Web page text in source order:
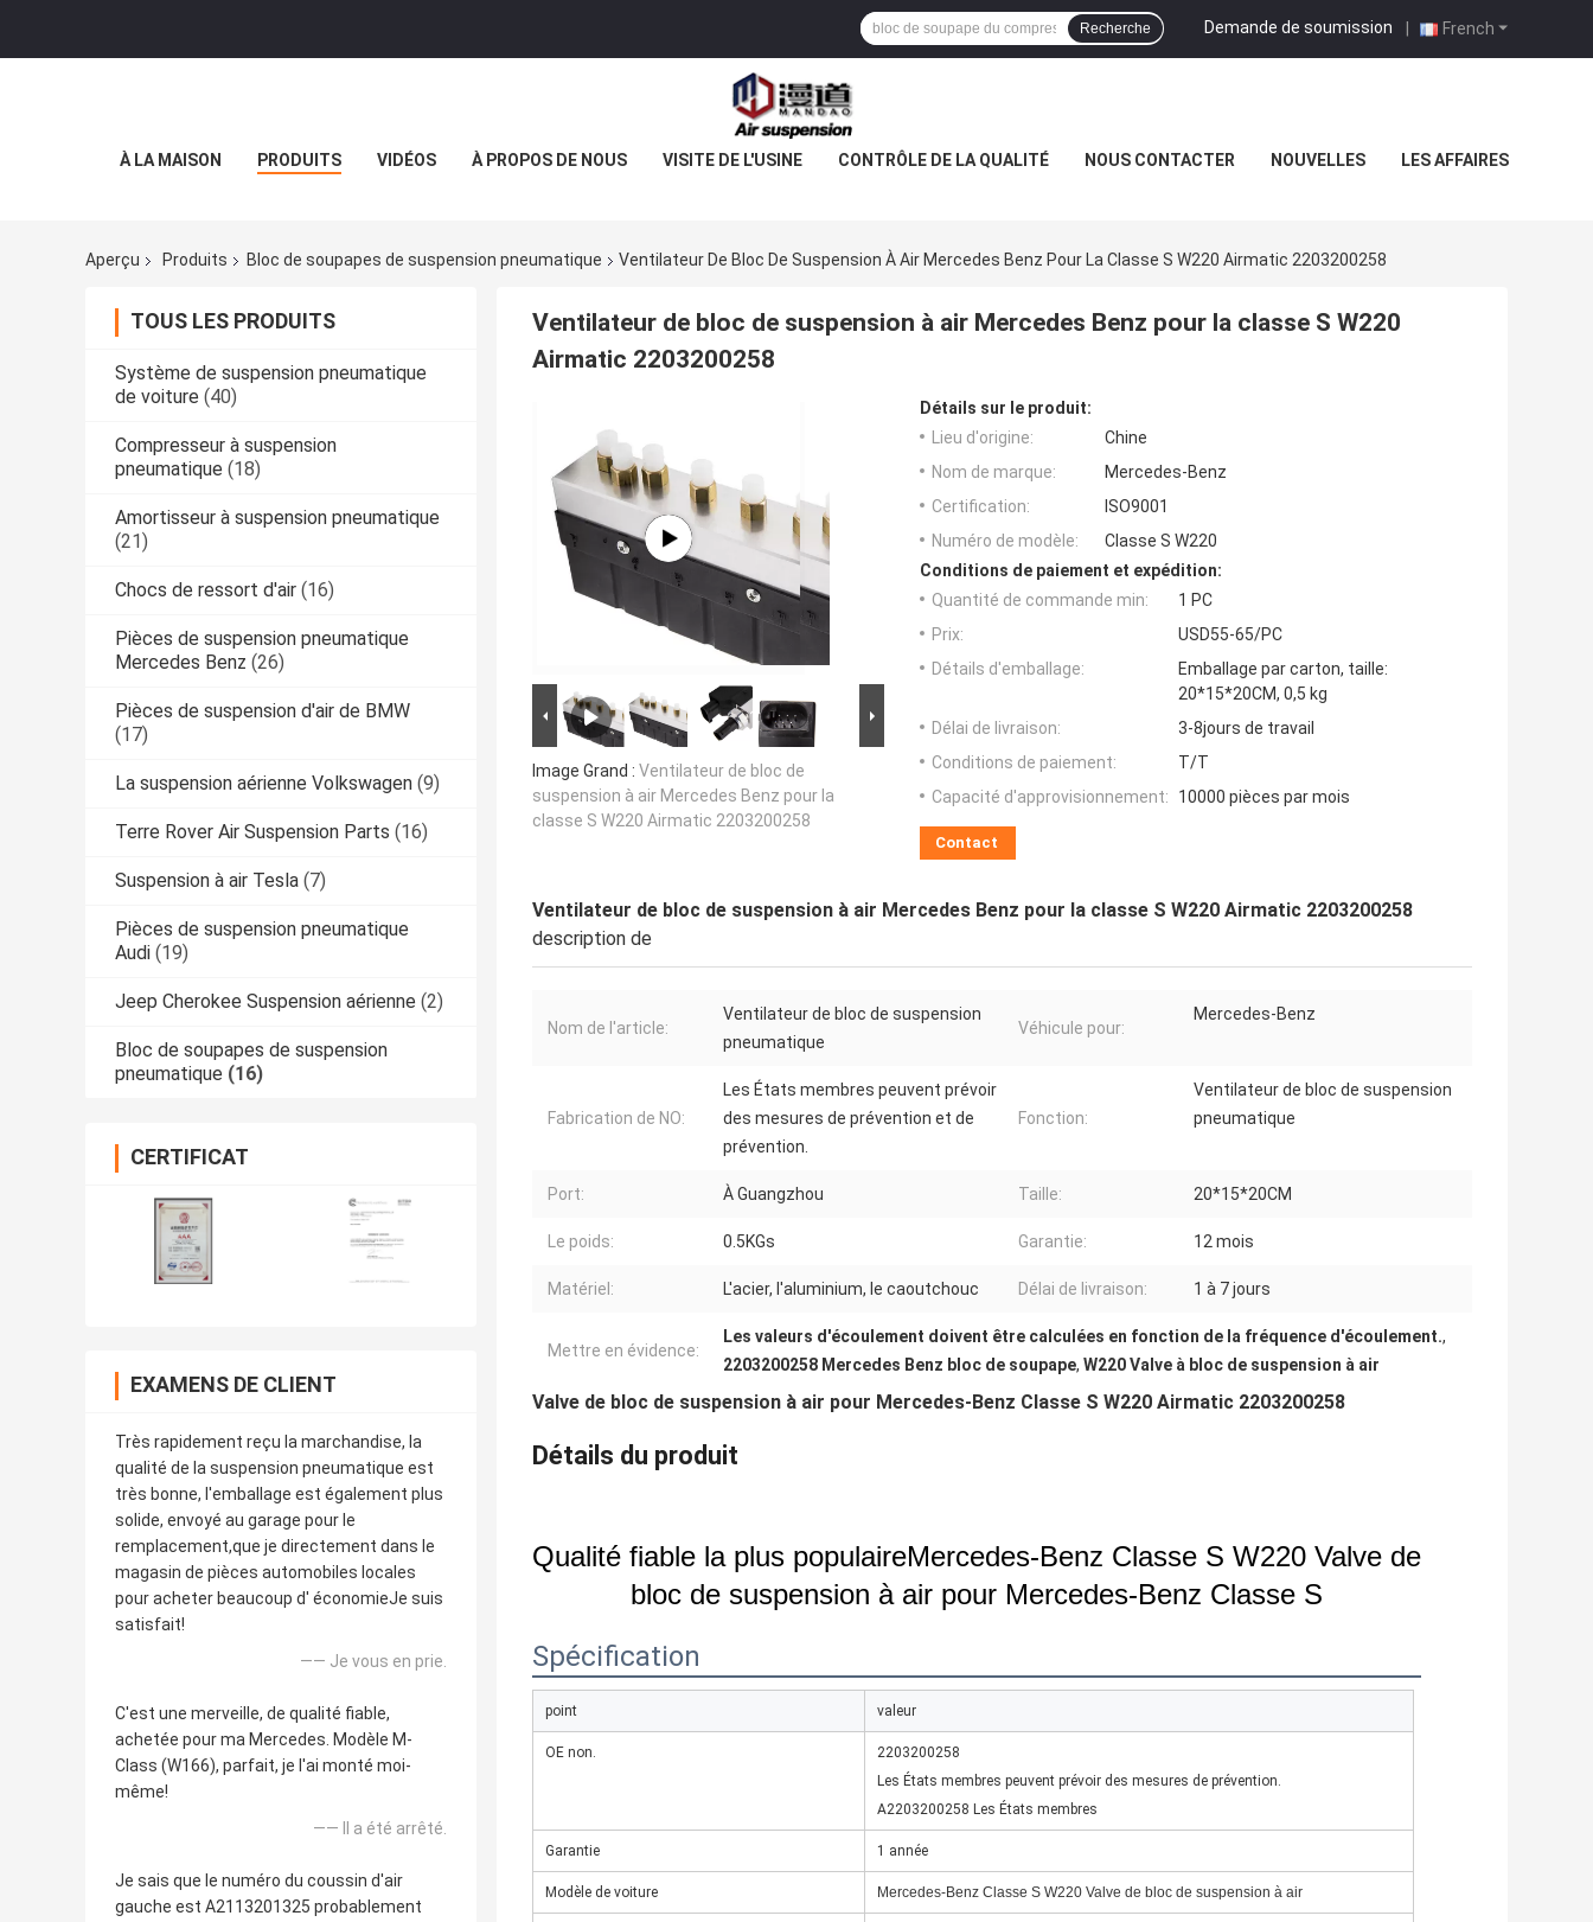
French
Demande de soumission |
Recherche
À LA MAISON PRODUITS VIDÉOS À PROPOS DE NOUS VISITE DE L'USINE CONTRÔLE DE LA QUALITÉ NOUS CONTACTER NOUVELLES LES AFFAIRES
Aperçu Produits Bloc de soupapes de suspension pneumatique Ventilateur De Bloc De Suspension À Air Mercedes Benz Pour La Classe S W220 Airmatic 2203200258
TOUS LES PRODUITS
Système de suspension pneumatique
de voiture (40)
Compresseur à suspension
pneumatique (18)
Amortisseur à suspension pneumatique
(21)
Chocs de ressort d'air (16)
Pièces de suspension pneumatique
Mercedes Benz (26)
Pièces de suspension d'air de BMW
(17)
La suspension aérienne Volkswagen (9)
Terre Rover Air Suspension Parts (16)
Suspension à air Tesla (7)
Pièces de suspension pneumatique
Audi (19)
Jeep Cherokee Suspension aérienne (2)
Bloc de soupapes de suspension
pneumatique (16)
CERTIFICAT
EXAMENS DE CLIENT
Très rapidement reçu la marchandise, la
qualité de la suspension pneumatique est
très bonne, l'emballage est également plus
solide, envoyé au garage pour le
remplacement,que je directement dans le
magasin de pièces automobiles locales
pour acheter beaucoup d' économieJe suis
satisfait!
—— Je vous en prie.
C'est une merveille, de qualité fiable,
achetée pour ma Mercedes. Modèle M-
Class (W166), parfait, je l'ai monté moi-
même!
—— Il a été arrêté.
Je sais que le numéro du coussin d'air
gauche est A2113201325 probablement
Ventilateur de bloc de suspension à air Mercedes Benz pour la classe S W220
Airmatic 2203200258
Image Grand : Ventilateur de bloc de
suspension à air Mercedes Benz pour la
classe S W220 Airmatic 2203200258
Détails sur le produit:
Lieu d'origine:
Chine
Nom de marque:
Mercedes-Benz
Certification:
ISO9001
Numéro de modèle:
Classe S W220
Conditions de paiement et expédition:
Quantité de commande min:
1 PC
Prix:
USD55-65/PC
Détails d'emballage:
Emballage par carton, taille:
20*15*20CM, 0,5 kg
Délai de livraison:
3-8jours de travail
Conditions de paiement:
T/T
Capacité d'approvisionnement:
10000 pièces par mois
Contact
Ventilateur de bloc de suspension à air Mercedes Benz pour la classe S W220 Airmatic 2203200258
description de
Nom de l'article:
Ventilateur de bloc de suspension
pneumatique
Véhicule pour:
Mercedes-Benz
Fabrication de NO:
Les États membres peuvent prévoir
des mesures de prévention et de
prévention.
Fonction:
Ventilateur de bloc de suspension
pneumatique
Port: À Guangzhou Taille: 20*15*20CM
Le poids: 0.5KGs Garantie: 12 mois
Matériel: L'acier, l'aluminium, le caoutchouc Délai de livraison: 1 à 7 jours
Mettre en évidence:
Les valeurs d'écoulement doivent être calculées en fonction de la fréquence d'écoulement.,
2203200258 Mercedes Benz bloc de soupape, W220 Valve à bloc de suspension à air
Valve de bloc de suspension à air pour Mercedes-Benz Classe S W220 Airmatic 2203200258
Détails du produit
Qualité fiable la plus populaireMercedes-Benz Classe S W220 Valve de
bloc de suspension à air pour Mercedes-Benz Classe S
Spécification
point valeur
OE non.
2203200258
Les États membres peuvent prévoir des mesures de prévention.
A2203200258 Les États membres
Garantie 1 année
Modèle de voiture Mercedes-Benz Classe S W220 Valve de bloc de suspension à air